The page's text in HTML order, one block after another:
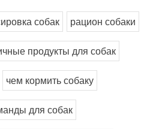
собак рацион собаки
продукты для собак
чем кормить собаку
для собак